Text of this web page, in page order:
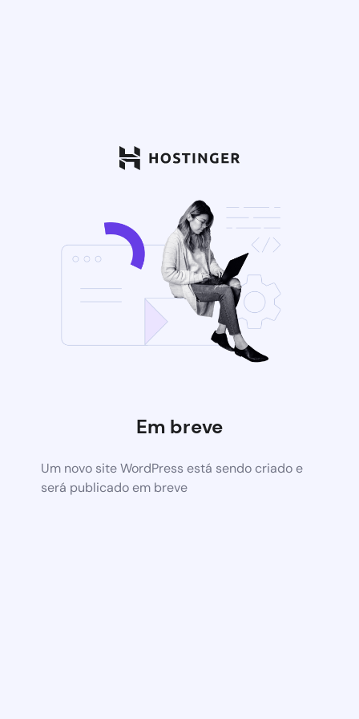
Em breve
Um novo site WordPress está sendo criado e
será publicado em breve